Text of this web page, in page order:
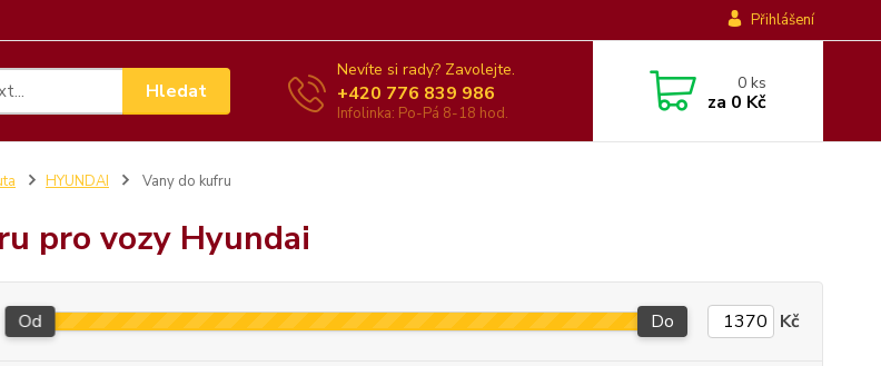
Přihlášení
Hledat
Nevíte si rady? Zavolejte.
+420 776 839 986
Infolinka: Po-Pá 8-18 hod.
0ks
za 0 Kč
HYUNDAI Vany do kufru
pro vozy Hyundai
Od Do Kč